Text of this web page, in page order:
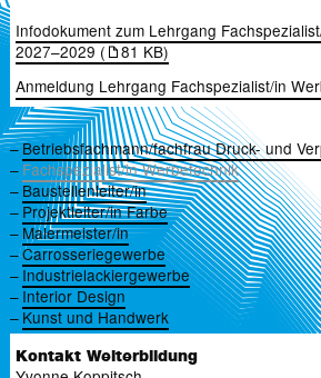
Infodokument zum Lehrgang
2027–2029 (
81 KB)
Anmeldung Lehrgang Fachspezialist/in
Betriebsfachmann/fachfrau Druck- und
Fachspezialist/in Werbetechnik
Baustellenleiter/in
Projektleiter/in Farbe
Malermeister/in
Carrosseriegewerbe
Industrielackiergewerbe
Interior Design
Kunst und Handwerk
Kontakt Weiterbildung